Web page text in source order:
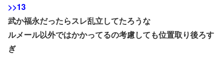
>>13
武か福永だったらスレ乱立してたろうな
ルメール以外ではかかってるの考慮しても位置取り後ろす
ぎ